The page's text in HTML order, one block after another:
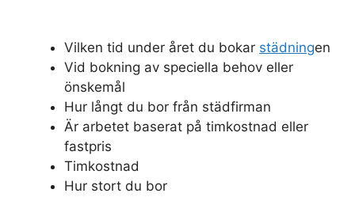
Vilken tid under året du bokar städningen
Vid bokning av speciella behov eller
önskemål
Hur långt du bor från städfirman
Är arbetet baserat på timkostnad eller
fastpris
Timkostnad
Hur stort du bor